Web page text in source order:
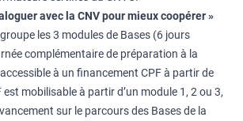
avec la CNV pour mieux coopérer »
les 3 modules de Bases (6 jours
complémentaire de préparation à la
à un financement CPF à partir de
est mobilisable à partir d’un module 1, 2 ou 3,
sur le parcours des Bases de la